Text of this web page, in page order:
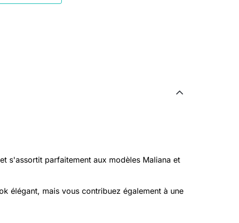
s'assortit parfaitement aux modèles Maliana et
élégant, mais vous contribuez également à une